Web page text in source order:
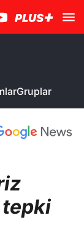
Gruplar
tepki